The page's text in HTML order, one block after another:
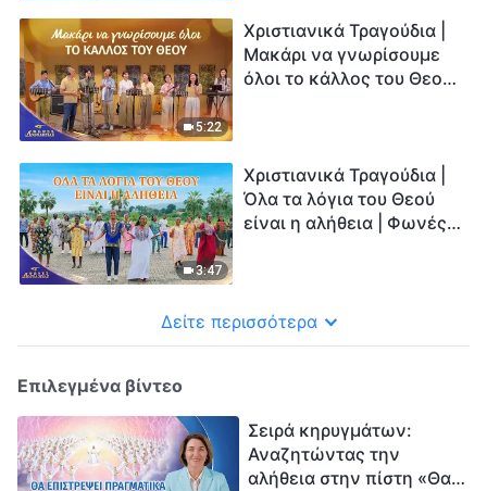
5:22
Χριστιανικά Τραγούδια |
Μακάρι να γνωρίσουμε
όλοι το κάλλος του Θεού
3:47
Χριστιανικά Τραγούδια |
Όλα τα λόγια του Θεού
είναι η αλήθεια | Φωνές
Δείτε περισσότερα
Επιλεγμένα βίντεο
Σειρά κηρυγμάτων:
Αναζητώντας την
αλήθεια στην πίστη «Θα